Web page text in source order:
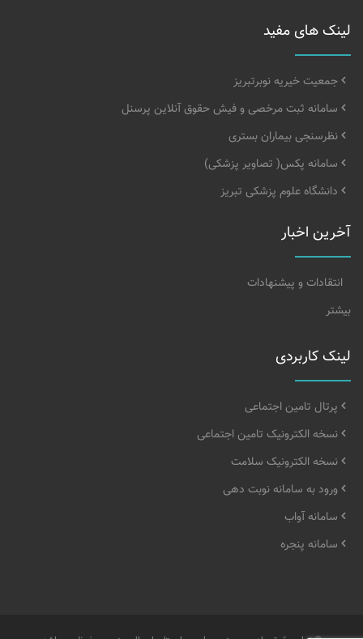
لینک های مفید
جمعیت خیریه نوبرتبریز
سامانه ثبت مرخصی و فیش حقوق آنلاین پرسنل
نظرسنجی بیماران بستری
سامانه پکس( تصاویر پزشکی)
دانشگاه علوم پزشکی تبریز
آخرین اخبار
انتقادات و پیشنهادات
بیشتر
لینک کاربردی
پرتال تامین اجتماعی
نسخه الکترونیک تامین اجتماعی
نسخه الکترونیک سلامت
ورود به سامانه نوبت دهی
سامانه آواب
سامانه پنجره